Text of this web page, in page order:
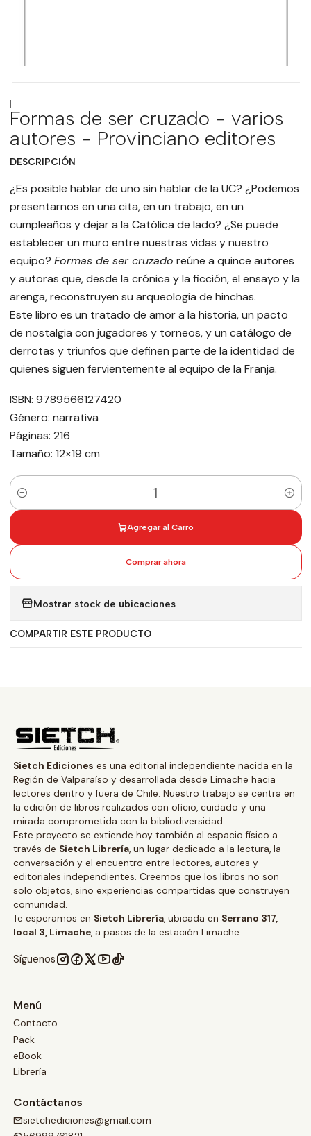
|
Formas de ser cruzado - varios
autores - Provinciano editores
DESCRIPCIÓN
¿Es posible hablar de uno sin hablar de la UC? ¿Podemos
presentarnos en una cita, en un trabajo, en un
cumpleaños y dejar a la Católica de lado? ¿Se puede
establecer un muro entre nuestras vidas y nuestro
equipo? Formas de ser cruzado reúne a quince autores
y autoras que, desde la crónica y la ficción, el ensayo y la
arenga, reconstruyen su arqueología de hinchas.
Este libro es un tratado de amor a la historia, un pacto
de nostalgia con jugadores y torneos, y un catálogo de
derrotas y triunfos que definen parte de la identidad de
quienes siguen fervientemente al equipo de la Franja.
ISBN: 9789566127420
Género: narrativa
Páginas: 216
Tamaño: 12×19 cm
Cantidad
Agregar al Carro
Comprar ahora
Mostrar stock de ubicaciones
COMPARTIR ESTE PRODUCTO
Sietch Ediciones es una editorial independiente nacida en la
Región de Valparaíso y desarrollada desde Limache hacia
lectores dentro y fuera de Chile. Nuestro trabajo se centra en
la edición de libros realizados con oficio, cuidado y una
mirada comprometida con la bibliodiversidad.
Este proyecto se extiende hoy también al espacio físico a
través de Sietch Librería, un lugar dedicado a la lectura, la
conversación y el encuentro entre lectores, autores y
editoriales independientes. Creemos que los libros no son
solo objetos, sino experiencias compartidas que construyen
comunidad.
Te esperamos en Sietch Librería, ubicada en Serrano 317,
local 3, Limache, a pasos de la estación Limache.
Síguenos
Menú
Contacto
Pack
eBook
Librería
Contáctanos
sietchediciones@gmail.com